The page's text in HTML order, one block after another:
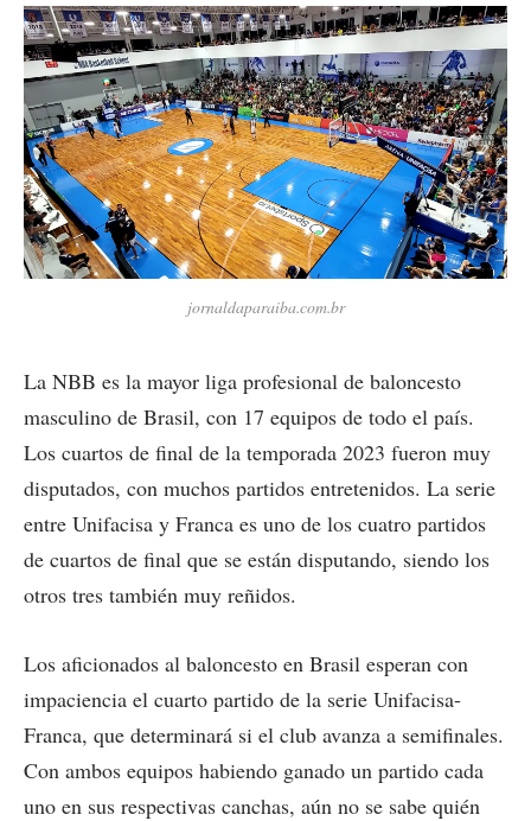
jornaldaparaiba.com.br
La NBB es la mayor liga profesional de baloncesto
masculino de Brasil, con 17 equipos de todo el país.
Los cuartos de final de la temporada 2023 fueron muy
disputados, con muchos partidos entretenidos. La serie
entre Unifacisa y Franca es uno de los cuatro partidos
de cuartos de final que se están disputando, siendo los
otros tres también muy reñidos.
Los aficionados al baloncesto en Brasil esperan con
impaciencia el cuarto partido de la serie Unifacisa-
Franca, que determinará si el club avanza a semifinales.
Con ambos equipos habiendo ganado un partido cada
uno en sus respectivas canchas, aún no se sabe quién